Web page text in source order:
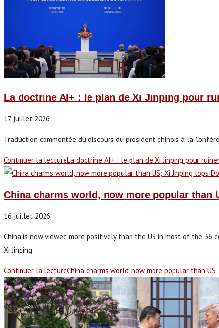
La doctrine AI+ : le plan de Xi Jinping pour
17 juillet 2026
Traduction commentée du discours du président chinois à la
Continuer la lectureLa doctrine AI+ : le plan de Xi Jinping pour
China charms world, now more popular than
16 juillet 2026
China is now viewed more positively than the US in most of the 36
Xi Jinping.
Continuer la lectureChina charms world, now more popular than